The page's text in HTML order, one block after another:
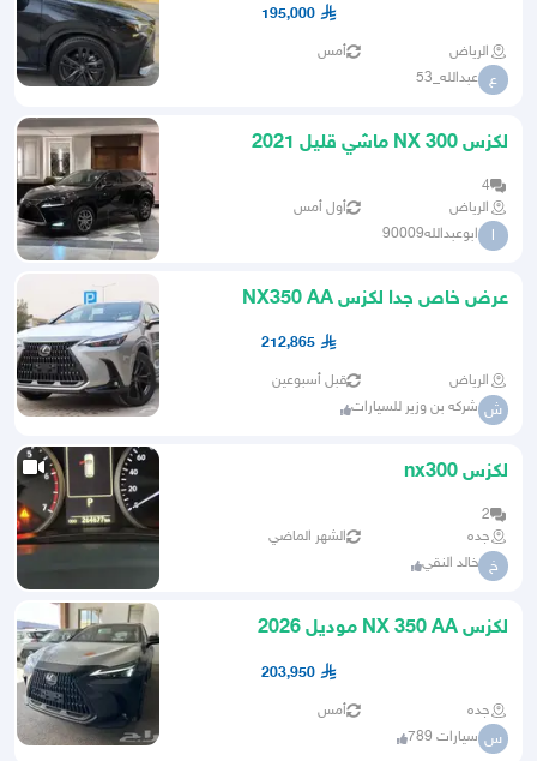
195,000
الرياض أمس
ع عبدالله_53
لكزس NX 300 ماشي قليل 2021
4
الرياض
أول أمس
ا ابوعبدالله90009
عرض خاص جدا لكزس NX350 AA
212,865
الرياض قبل أسبوعين
ش شركه بن وزير للسيارات
لكزس nx300
2
جده
الشهر الماضي
خ خالد النقي
لكزس NX 350 AA موديل 2026
203,950
جده أمس
س سيارات 789